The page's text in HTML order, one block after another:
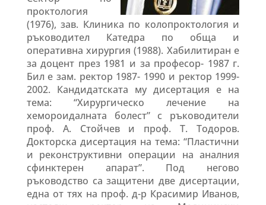
проктология
(1976), зав. Клиника по колопроктология и
ръководител Катедра по обща и
оперативна хирургия (1988). Хабилитиран е
за доцент през 1981 и за професор- 1987 г.
Бил е зам. ректор 1987- 1990 и ректор 1999-
2002. Кандидатската му дисертация е на
тема: “Хирургическо лечение на
хемороидалната болест” с ръководители
проф. А. Стойчев и проф. Т. Тодоров.
Докторска дисертация на тема: “Пластични
и реконструктивни операции на аналния
сфинктерен апарат”. Под негово
ръководство са защитени две дисертации,
една от тях на проф. д-р Красимир Иванов,